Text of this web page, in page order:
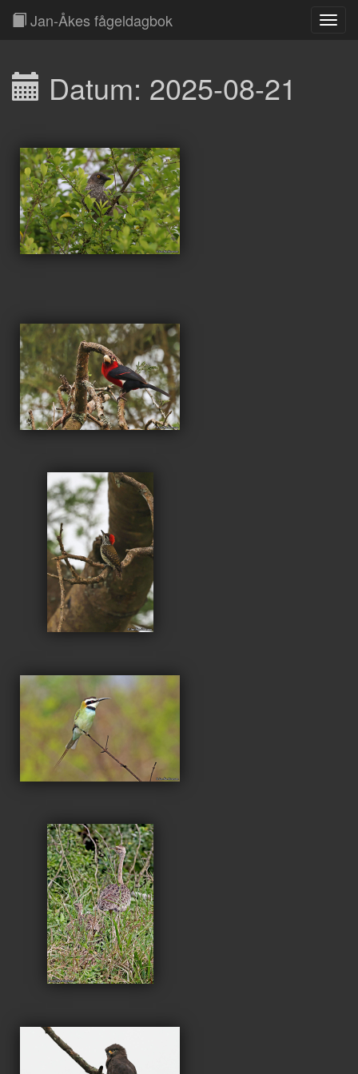
Jan-Åkes fågeldagbok
Datum: 2025-08-21